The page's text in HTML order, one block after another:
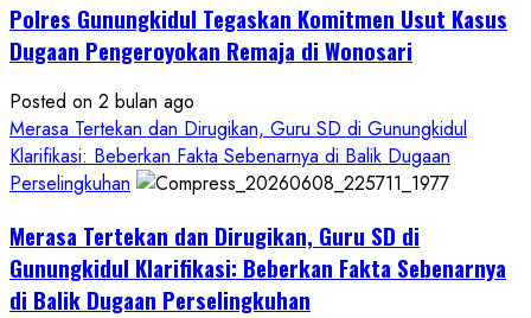
Polres Gunungkidul Tegaskan Komitmen Usut Kasus
Dugaan Pengeroyokan Remaja di Wonosari
Posted on 2 bulan ago
Merasa Tertekan dan Dirugikan, Guru SD di Gunungkidul
Klarifikasi: Beberkan Fakta Sebenarnya di Balik Dugaan
Perselingkuhan
Merasa Tertekan dan Dirugikan, Guru SD di
Gunungkidul Klarifikasi: Beberkan Fakta Sebenarnya
di Balik Dugaan Perselingkuhan